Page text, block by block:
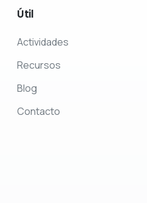
Útil
Actividades
Recursos
Blog
Contacto